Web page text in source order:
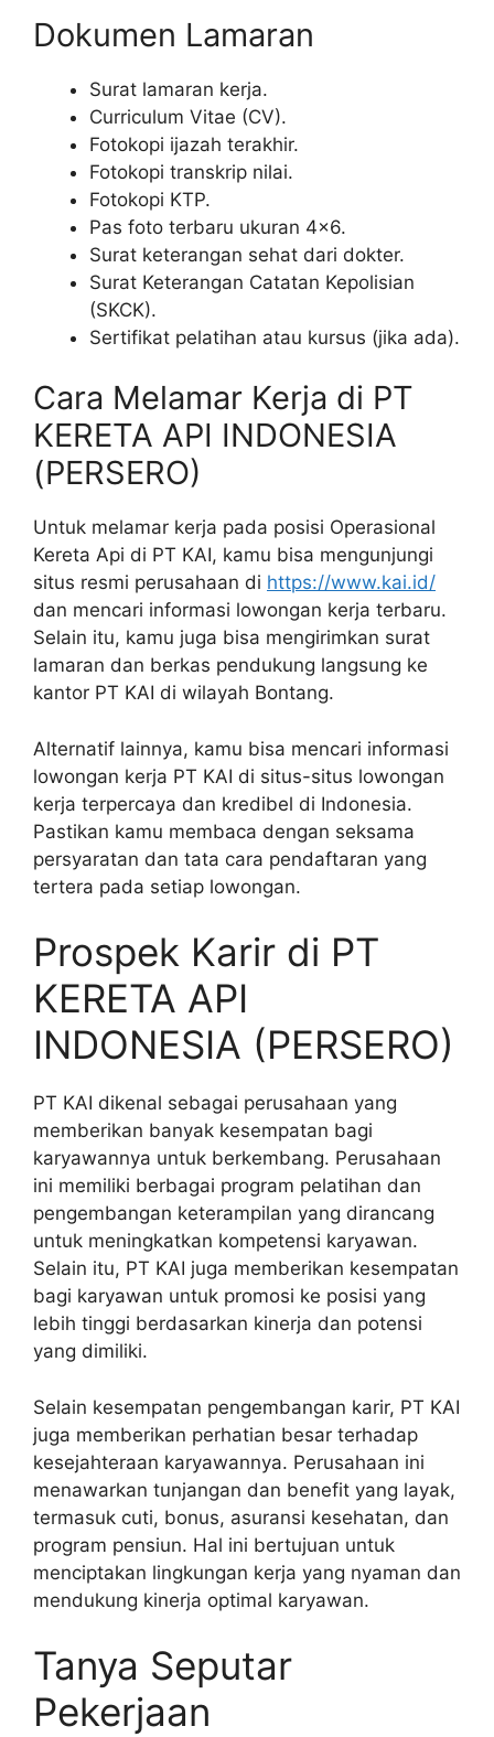
Dokumen Lamaran
Surat lamaran kerja.
Curriculum Vitae (CV).
Fotokopi ijazah terakhir.
Fotokopi transkrip nilai.
Fotokopi KTP.
Pas foto terbaru ukuran 4×6.
Surat keterangan sehat dari dokter.
Surat Keterangan Catatan Kepolisian
(SKCK).
Sertifikat pelatihan atau kursus (jika ada).
Cara Melamar Kerja di PT
KERETA API INDONESIA
(PERSERO)
Untuk melamar kerja pada posisi Operasional
Kereta Api di PT KAI, kamu bisa mengunjungi
situs resmi perusahaan di https://www.kai.id/
dan mencari informasi lowongan kerja terbaru.
Selain itu, kamu juga bisa mengirimkan surat
lamaran dan berkas pendukung langsung ke
kantor PT KAI di wilayah Bontang.
Alternatif lainnya, kamu bisa mencari informasi
lowongan kerja PT KAI di situs-situs lowongan
kerja terpercaya dan kredibel di Indonesia.
Pastikan kamu membaca dengan seksama
persyaratan dan tata cara pendaftaran yang
tertera pada setiap lowongan.
Prospek Karir di PT
KERETA API
INDONESIA (PERSERO)
PT KAI dikenal sebagai perusahaan yang
memberikan banyak kesempatan bagi
karyawannya untuk berkembang. Perusahaan
ini memiliki berbagai program pelatihan dan
pengembangan keterampilan yang dirancang
untuk meningkatkan kompetensi karyawan.
Selain itu, PT KAI juga memberikan kesempatan
bagi karyawan untuk promosi ke posisi yang
lebih tinggi berdasarkan kinerja dan potensi
yang dimiliki.
Selain kesempatan pengembangan karir, PT KAI
juga memberikan perhatian besar terhadap
kesejahteraan karyawannya. Perusahaan ini
menawarkan tunjangan dan benefit yang layak,
termasuk cuti, bonus, asuransi kesehatan, dan
program pensiun. Hal ini bertujuan untuk
menciptakan lingkungan kerja yang nyaman dan
mendukung kinerja optimal karyawan.
Tanya Seputar
Pekerjaan